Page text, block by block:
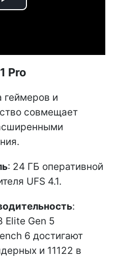
Play
Pro
геймеров и
совмещает
: 24 ГБ оперативной
UFS 4.1.
:
Elite Gen 5
6 достигают
и 11122 в